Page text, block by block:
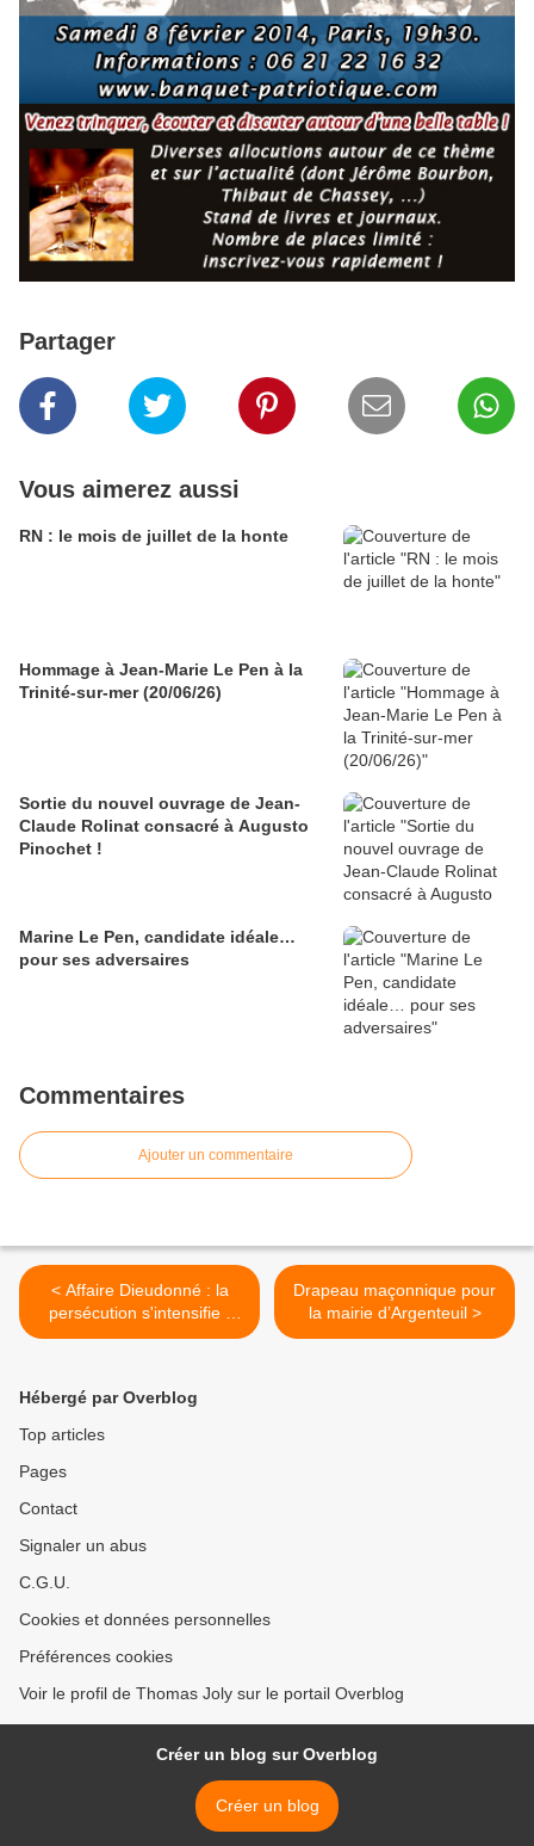
Partager
Vous aimerez aussi
RN : le mois de juillet de la honte
Hommage à Jean-Marie Le Pen à la
Trinité-sur-mer (20/06/26)
Sortie du nouvel ouvrage de Jean-
Claude Rolinat consacré à Augusto
Pinochet !
Marine Le Pen, candidate idéale…
pour ses adversaires
Commentaires
Ajouter un commentaire
< Affaire Dieudonné : la
persécution s'intensifie !
(par Yves Darchicourt)
Drapeau maçonnique pour
la mairie d’Argenteuil >
Hébergé par Overblog
Top articles
Pages
Contact
Signaler un abus
C.G.U.
Cookies et données personnelles
Préférences cookies
Voir le profil de Thomas Joly sur le portail Overblog
Créer un blog sur Overblog
Créer un blog